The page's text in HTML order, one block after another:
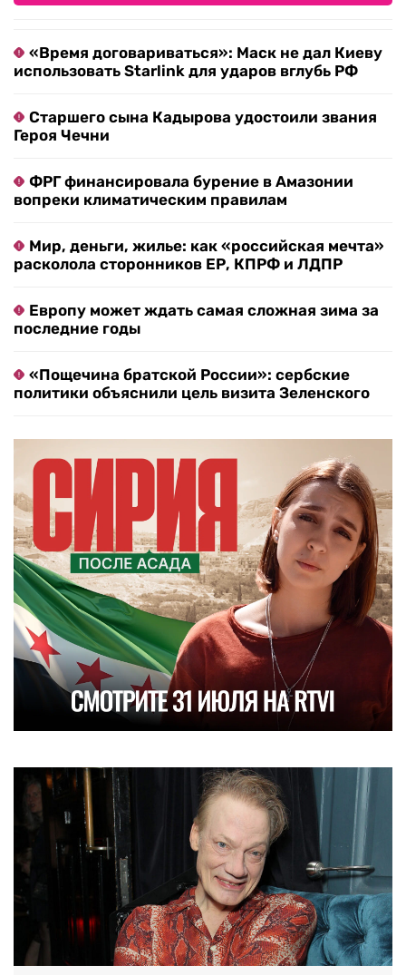
«Время договариваться»: Маск не дал Киеву
использовать Starlink для ударов вглубь РФ
Старшего сына Кадырова удостоили звания
Героя Чечни
ФРГ финансировала бурение в Амазонии
вопреки климатическим правилам
Мир, деньги, жилье: как «российская мечта»
расколола сторонников ЕР, КПРФ и ЛДПР
Европу может ждать самая сложная зима за
последние годы
«Пощечина братской России»: сербские
политики объяснили цель визита Зеленского